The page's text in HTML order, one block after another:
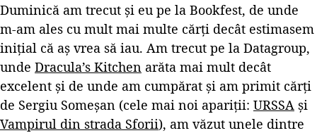
Duminică am trecut și eu pe la Bookfest, de unde
m-am ales cu mult mai multe cărți decât estimasem
inițial că aș vrea să iau. Am trecut pe la Datagroup,
unde Dracula’s Kitchen arăta mai mult decât
excelent și de unde am cumpărat și am primit cărți
de Sergiu Someșan (cele mai noi apariții: URSSA și
Vampirul din strada Sforii), am văzut unele dintre